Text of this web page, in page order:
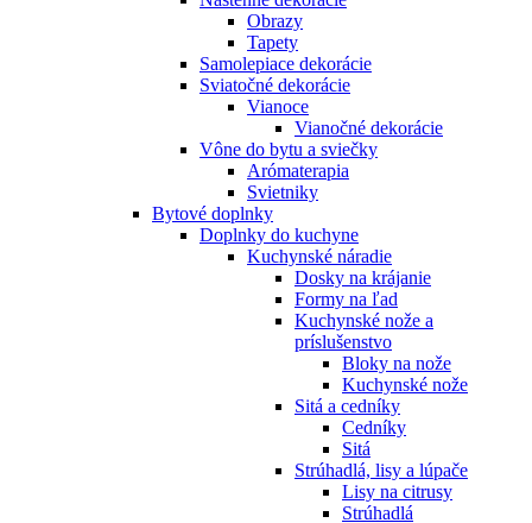
Obrazy
Tapety
Samolepiace dekorácie
Sviatočné dekorácie
Vianoce
Vianočné dekorácie
Vône do bytu a sviečky
Arómaterapia
Svietniky
Bytové doplnky
Doplnky do kuchyne
Kuchynské náradie
Dosky na krájanie
Formy na ľad
Kuchynské nože a
príslušenstvo
Bloky na nože
Kuchynské nože
Sitá a cedníky
Cedníky
Sitá
Strúhadlá, lisy a lúpače
Lisy na citrusy
Strúhadlá